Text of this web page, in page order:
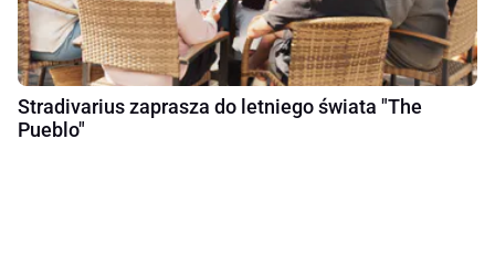
Stradivarius zaprasza do letniego świata "The
Pueblo"